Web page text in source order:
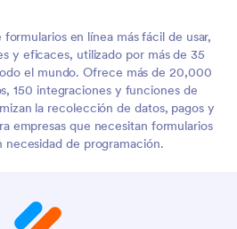
en línea más fácil de usar,
y eficaces, utilizado por más de 35
el mundo. Ofrece más de 20,000
150 integraciones y funciones de
la recolección de datos, pagos y
empresas que necesitan formularios
necesidad de programación.